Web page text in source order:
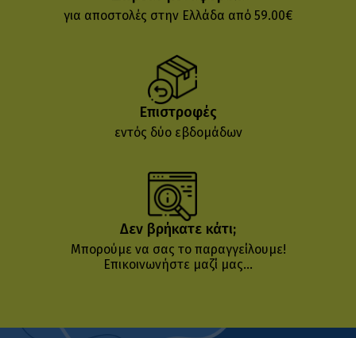
για αποστολές στην Ελλάδα από 59.00€
Επιστροφές
εντός δύο εβδομάδων
Δεν βρήκατε κάτι;
Μπορούμε να σας το παραγγείλουμε!
Επικοινωνήστε μαζί μας...